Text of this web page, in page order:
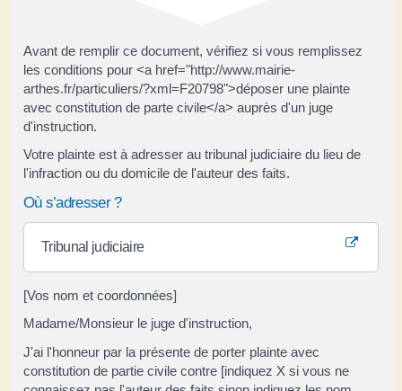
Avant de remplir ce document, vérifiez si vous remplissez
les conditions pour <a href="http://www.mairie-
arthes.fr/particuliers/?xml=F20798">déposer une plainte
avec constitution de parte civile</a> auprès d'un juge
d'instruction.
Votre plainte est à adresser au tribunal judiciaire du lieu de
l'infraction ou du domicile de l'auteur des faits.
Où s’adresser ?
Tribunal judiciaire
[Vos nom et coordonnées]
Madame/Monsieur le juge d'instruction,
J'ai l'honneur par la présente de porter plainte avec
constitution de partie civile contre [indiquez X si vous ne